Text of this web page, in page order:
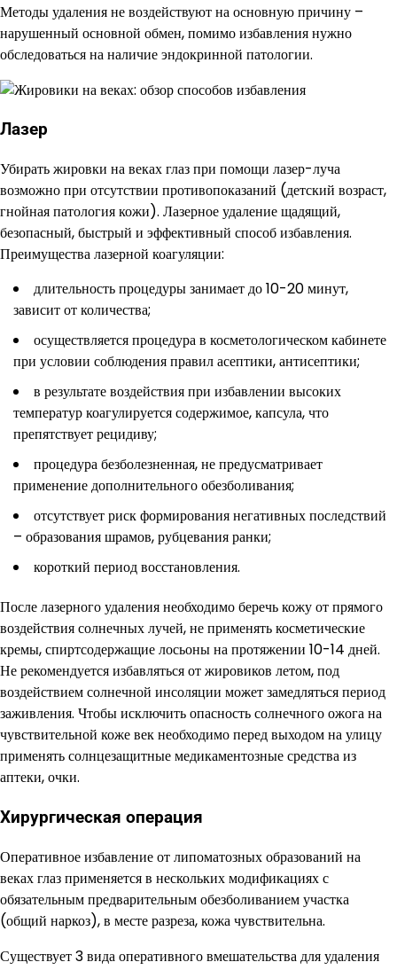
Методы удаления не воздействуют на основную причину –
нарушенный основной обмен, помимо избавления нужно
обследоваться на наличие эндокринной патологии.
Лазер
Убирать жировки на веках глаз при помощи лазер-луча
возможно при отсутствии противопоказаний (детский возраст,
гнойная патология кожи). Лазерное удаление щадящий,
безопасный, быстрый и эффективный способ избавления.
Преимущества лазерной коагуляции:
длительность процедуры занимает до 10-20 минут,
зависит от количества;
осуществляется процедура в косметологическом кабинете
при условии соблюдения правил асептики, антисептики;
в результате воздействия при избавлении высоких
температур коагулируется содержимое, капсула, что
препятствует рецидиву;
процедура безболезненная, не предусматривает
применение дополнительного обезболивания;
отсутствует риск формирования негативных последствий
– образования шрамов, рубцевания ранки;
короткий период восстановления.
После лазерного удаления необходимо беречь кожу от прямого
воздействия солнечных лучей, не применять косметические
кремы, спиртсодержащие лосьоны на протяжении 10-14 дней.
Не рекомендуется избавляться от жировиков летом, под
воздействием солнечной инсоляции может замедляться период
заживления. Чтобы исключить опасность солнечного ожога на
чувствительной коже век необходимо перед выходом на улицу
применять солнцезащитные медикаментозные средства из
аптеки, очки.
Хирургическая операция
Оперативное избавление от липоматозных образований на
веках глаз применяется в нескольких модификациях с
обязательным предварительным обезболиванием участка
(общий наркоз), в месте разреза, кожа чувствительна.
Существует 3 вида оперативного вмешательства для удаления